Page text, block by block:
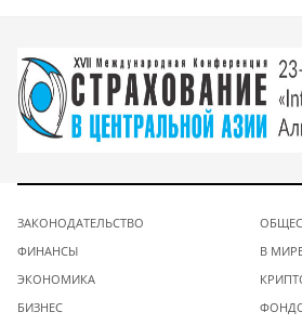
ЗАКОНОДАТЕЛЬСТВО
ФИНАНСЫ
ЭКОНОМИКА
БИЗНЕС
В